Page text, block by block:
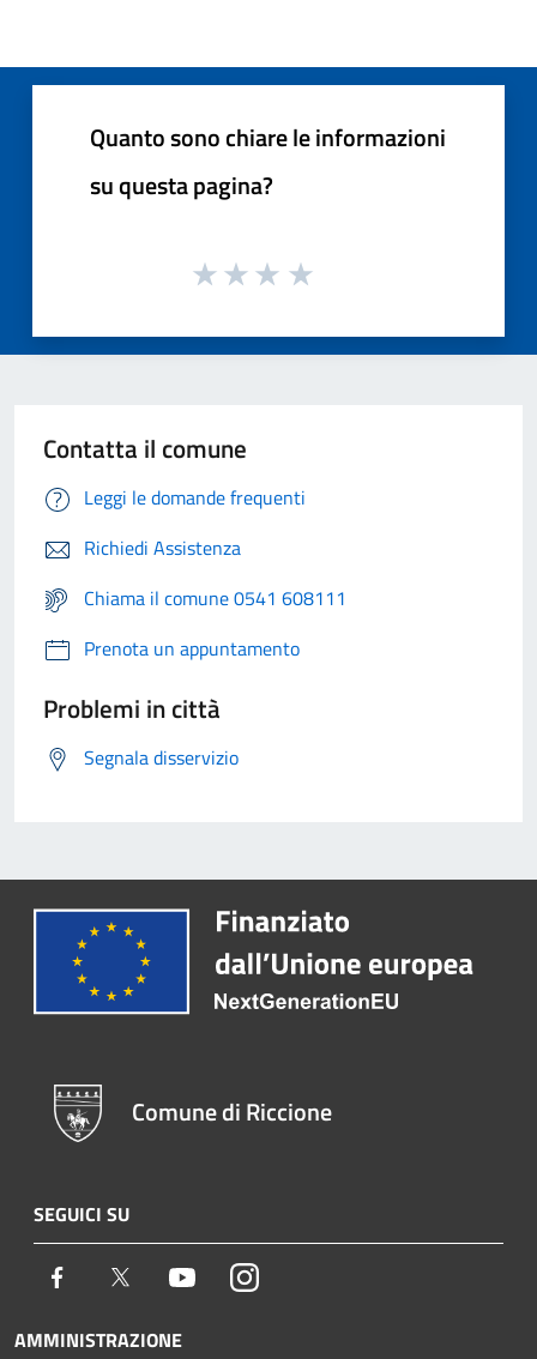
Quanto sono chiare le informazioni
su questa pagina?
Contatta il comune
Leggi le domande frequenti
Richiedi Assistenza
Chiama il comune 0541 608111
Prenota un appuntamento
Problemi in città
Segnala disservizio
Comune di Riccione
SEGUICI SU
Facebook Twitter YoutubeInstagram
AMMINISTRAZIONE